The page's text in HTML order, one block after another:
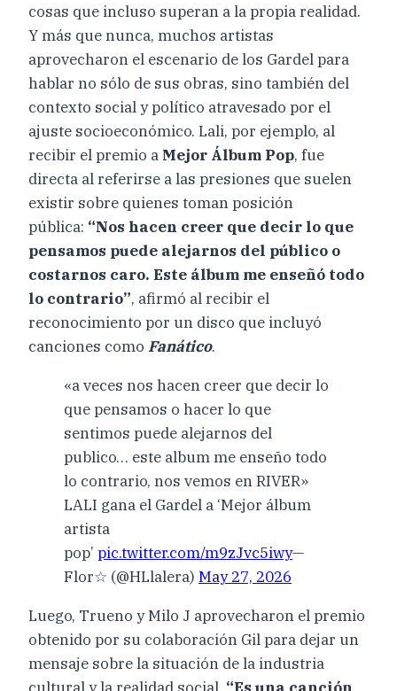
cosas que incluso superan a la propia realidad.
Y más que nunca, muchos artistas
aprovecharon el escenario de los Gardel para
hablar no sólo de sus obras, sino también del
contexto social y político atravesado por el
ajuste socioeconómico. Lali, por ejemplo, al
recibir el premio a Mejor Álbum Pop, fue
directa al referirse a las presiones que suelen
existir sobre quienes toman posición
pública: “Nos hacen creer que decir lo que
pensamos puede alejarnos del público o
costarnos caro. Este álbum me enseñó todo
lo contrario”, afirmó al recibir el
reconocimiento por un disco que incluyó
canciones como Fanático.
«a veces nos hacen creer que decir lo
que pensamos o hacer lo que
sentimos puede alejarnos del
publico… este album me enseño todo
lo contrario, nos vemos en RIVER»
LALI gana el Gardel a ‘Mejor álbum
artista
pop’ pic.twitter.com/m9zJvc5iwy—
Flor☆ (@HLlalera) May 27, 2026
Luego, Trueno y Milo J aprovecharon el premio
obtenido por su colaboración Gil para dejar un
mensaje sobre la situación de la industria